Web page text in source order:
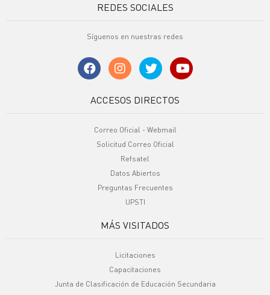
REDES SOCIALES
Síguenos en nuestras redes
ACCESOS DIRECTOS
Correo Oficial - Webmail
Solicitud Correo Oficial
Refsatel
Datos Abiertos
Preguntas Frecuentes
UPSTI
MÁS VISITADOS
Licitaciones
Capacitaciones
Junta de Clasificación de Educación Secundaria